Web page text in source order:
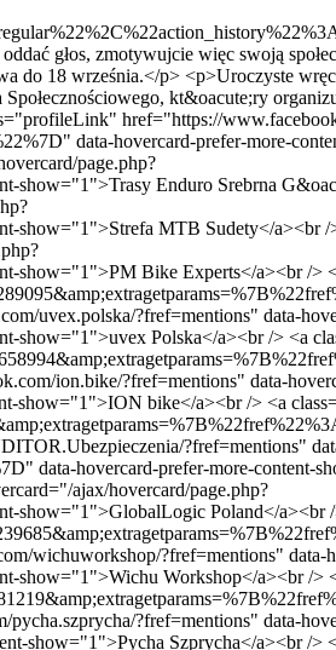
głos, zmotywujcie więc swoją
do 18 września.</p> <p>Uroczyste
kt&oacute;ry
href="https://
data-hovercard-prefer-more-
page.php?
show="1">Trasy Enduro Srebrna
show="1">Strefa MTB Sudety</a><br
show="1">PM Bike Experts</a><br />
uvex.polska/?fref=mentions" data-
show="1">uvex Polska</a><br /> <a
ion.bike/?fref=mentions" data-
show="1">ION bike</a><br /> <a
?fref=mentions"
data-hovercard-prefer-more-content-
ajax/hovercard/page.php?
show="1">GlobalLogic Poland</
wichuworkshop/?fref=mentions" data-
show="1">Wichu Workshop</a><br />
?fref=mentions" data-
show="1">Pycha Szprycha</a><br />